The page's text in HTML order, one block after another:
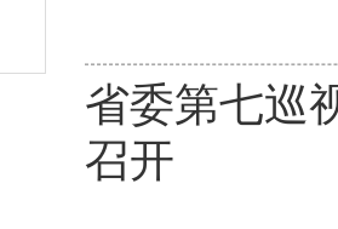
省委第七巡
召开